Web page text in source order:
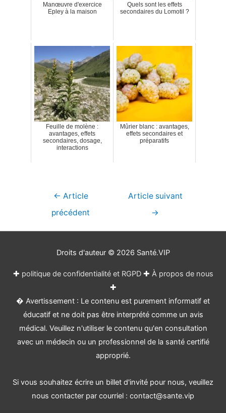
Manœuvre d'exercice
Epley à la maison
Quels sont les effets
secondaires du Lomotil ?
Feuille de molène :
avantages, effets
secondaires, dosage,
interactions
Mûrier blanc : avantages,
effets secondaires et
préparatifs
Navigation
← Article
précédent
Article suivant
→
Droits d'auteur © 2026 Santé.VIP
✚ politique de confidentialité et RGPD✚ À propos de nous
✚
� Avertissement : Le contenu est purement informatif et
éducatif et ne doit pas être interprété comme un avis
médical. Veuillez n'utiliser le contenu qu'en consultation
avec un médecin ou un professionnel de la santé certifié
approprié.
Si vous souhaitez écrire un billet d'invité pour nous, veuillez
nous contacter par courriel : contact@sante.vip